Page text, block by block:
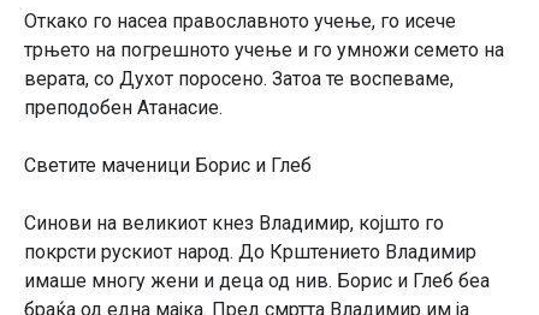
Откако го насеа православното учење, го исече
трњето на погрешното учење и го умножи семето на
верата, со Духот поросено. Затоа те воспеваме,
преподобен Атанасие.
Светите маченици Борис и Глеб
Синови на великиот кнез Владимир, којшто го
покрсти рускиот народ. До Крштението Владимир
имаше многу жени и деца од нив. Борис и Глеб беа
браќа од една мајка. Пред смртта Владимир им ја